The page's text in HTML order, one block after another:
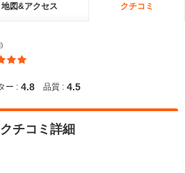
地図&アクセス クチコミ
ー : 4.8 品質 : 4.5
チコミ詳細